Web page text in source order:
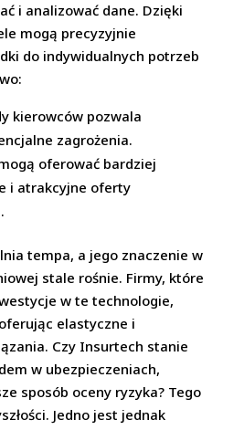
i analizować dane. Dzięki
mogą precyzyjnie
do indywidualnych potrzeb
kierowców pozwala
zagrożenia.
oferować bardziej
i atrakcyjne oferty
tempa, a jego znaczenie w
stale rośnie. Firmy, które
w te technologie,
elastyczne i
Czy Insurtech stanie
w ubezpieczeniach,
sposób oceny ryzyka? Tego
Jedno jest jednak